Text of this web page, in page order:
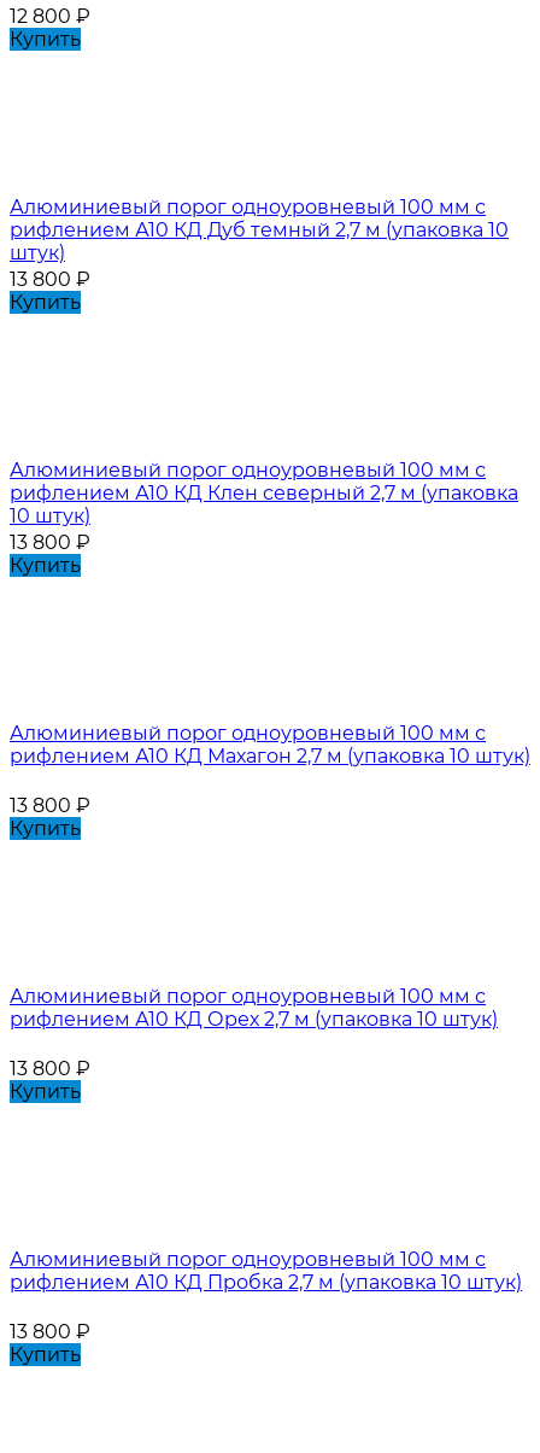
12 800 ₽
Купить
Алюминиевый порог одноуровневый 100 мм с
рифлением А10 КД Дуб темный 2,7 м (упаковка 10
штук)
13 800 ₽
Купить
Алюминиевый порог одноуровневый 100 мм с
рифлением А10 КД Клен северный 2,7 м (упаковка
10 штук)
13 800 ₽
Купить
Алюминиевый порог одноуровневый 100 мм с
рифлением А10 КД Махагон 2,7 м (упаковка 10 штук)
13 800 ₽
Купить
Алюминиевый порог одноуровневый 100 мм с
рифлением А10 КД Орех 2,7 м (упаковка 10 штук)
13 800 ₽
Купить
Алюминиевый порог одноуровневый 100 мм с
рифлением А10 КД Пробка 2,7 м (упаковка 10 штук)
13 800 ₽
Купить